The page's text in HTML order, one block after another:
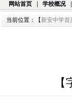
网站首页 学校概况
当前位置：【 新安中学首
【